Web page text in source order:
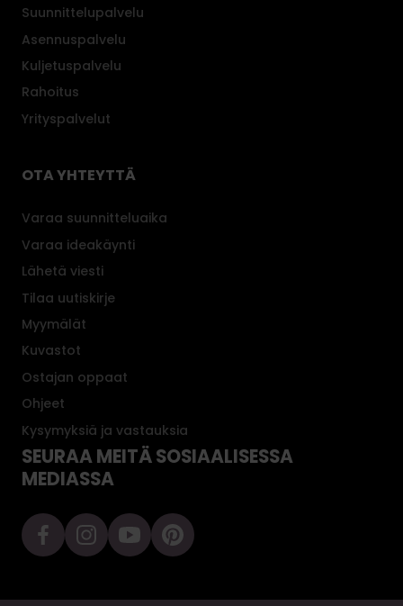
Suunnittelupalvelu
Asennuspalvelu
Kuljetuspalvelu
Rahoitus
Yrityspalvelut
OTA YHTEYTTÄ
Varaa suunnitteluaika
Varaa ideakäynti
Lähetä viesti
Tilaa uutiskirje
Myymälät
Kuvastot
Ostajan oppaat
Ohjeet
Kysymyksiä ja vastauksia
SEURAA MEITÄ SOSIAALISESSA
MEDIASSA